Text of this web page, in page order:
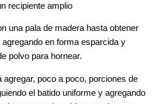
recipiente amplio
una pala de madera hasta obtener
en forma esparcida y
polvo para hornear.
agregar, poco a poco, porciones de
el batido uniforme y agregando